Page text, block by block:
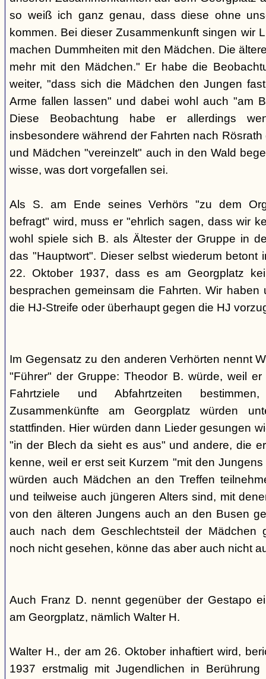
so weiß ich ganz genau, dass diese ohne
kommen. Bei dieser Zusammenkunft singen wir
machen Dummheiten mit den Mädchen. Die
mehr mit den Mädchen." Er habe die
weiter, "dass sich die Mädchen den Jungen
Arme fallen lassen" und dabei wohl auch "am
Diese Beobachtung habe er allerdings
insbesondere während der Fahrten nach
und Mädchen "vereinzelt" auch in den Wald
wisse, was dort vorgefallen sei.
Als S. am Ende seines Verhörs "zu dem
befragt" wird, muss er "ehrlich sagen, dass wir
wohl spiele sich B. als Ältester der Gruppe in
das "Hauptwort". Dieser selbst wiederum betont
22. Oktober 1937, dass es am Georgplatz
besprachen gemeinsam die Fahrten. Wir
die HJ-Streife oder überhaupt gegen die HJ
Im Gegensatz zu den anderen Verhörten nennt
"Führer" der Gruppe: Theodor B. würde, weil
Fahrtziele und Abfahrtzeiten
Zusammenkünfte am Georgplatz würden
stattfinden. Hier würden dann Lieder gesungen
"in der Blech da sieht es aus" und andere, die
kenne, weil er erst seit Kurzem "mit den
würden auch Mädchen an den Treffen
und teilweise auch jüngeren Alters sind, mit
von den älteren Jungens auch an den Busen
auch nach dem Geschlechtsteil der Mädchen
noch nicht gesehen, könne das aber auch nicht
Auch Franz D. nennt gegenüber der Gestapo
am Georgplatz, nämlich Walter H.
Walter H., der am 26. Oktober inhaftiert wird,
1937 erstmalig mit Jugendlichen in